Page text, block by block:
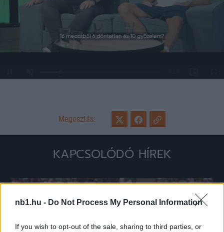
nb1.hu - Do Not Process My Personal Information
If you wish to opt-out of the sale, sharing to third parties, or
0%
Megosztás:
KAPCSOLÓDÓ HÍREK
Hírek